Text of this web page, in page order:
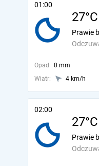
01:00
27°C
Prawie
Opad: 0 mm
Wiatr:
4 km/h
02:00
27°C
Prawie